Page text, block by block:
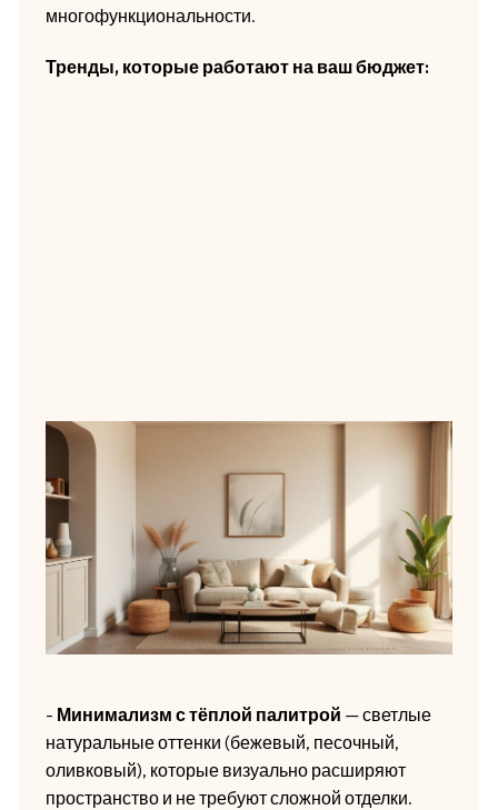
многофункциональности.
Тренды, которые работают на ваш бюджет:
- Минимализм с тёплой палитрой — светлые
натуральные оттенки (бежевый, песочный,
оливковый), которые визуально расширяют
пространство и не требуют сложной отделки.